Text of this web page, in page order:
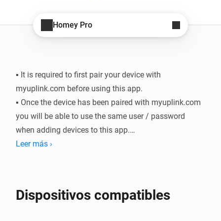
Homey Pro
▪ It is required to first pair your device with
myuplink.com before using this app.
▪ Once the device has been paired with myuplink.com
you will be able to use the same user / password
when adding devices to this app.
▪ An active internet connection is required for this app
these devices a generic driver is available while
Leer más ›
Dispositivos compatibles